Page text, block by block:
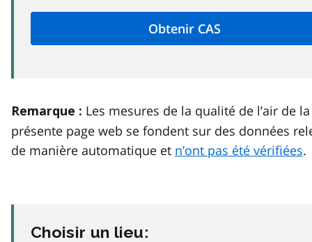
Remarque : Les mesures de la qualité de l’air de la
présente page web se fondent sur des données
de manière automatique et n’ont pas été vérifiées.
Choisir un lieu: